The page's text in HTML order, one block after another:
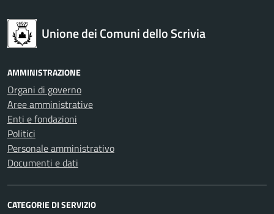
Unione dei Comuni dello Scrivia
AMMINISTRAZIONE
Organi di governo
Aree amministrative
Enti e fondazioni
Politici
Personale amministrativo
Documenti e dati
CATEGORIE DI SERVIZIO